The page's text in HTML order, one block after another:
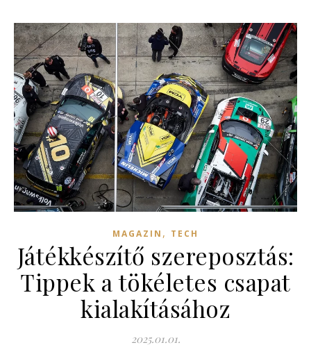
MAGAZIN , TECH
Játékkészítő szereposztás:
Tippek a tökéletes csapat
kialakításához
2025.01.01.